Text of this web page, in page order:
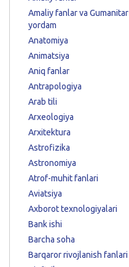
Amaliy fanlar va Gumanitar
yordam
Anatomiya
Animatsiya
Aniq fanlar
Antrapologiya
Arab tili
Arxeologiya
Arxitektura
Astrofizika
Astronomiya
Atrof-muhit fanlari
Aviatsiya
Axborot texnologiyalari
Bank ishi
Barcha soha
Barqaror rivojlanish fanlari